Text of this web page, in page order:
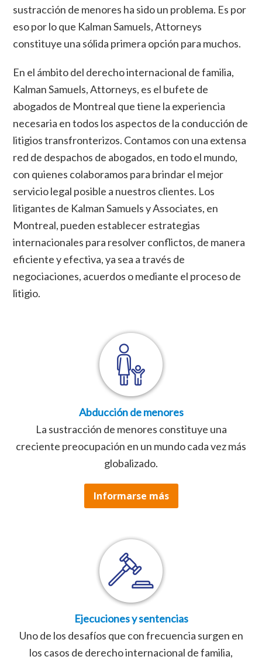
sustracción de menores ha sido un problema. Es por
eso por lo que Kalman Samuels, Attorneys
constituye una sólida primera opción para muchos.
En el ámbito del derecho internacional de familia,
Kalman Samuels, Attorneys, es el bufete de
abogados de Montreal que tiene la experiencia
necesaria en todos los aspectos de la conducción de
litigios transfronterizos. Contamos con una extensa
red de despachos de abogados, en todo el mundo,
con quienes colaboramos para brindar el mejor
servicio legal posible a nuestros clientes. Los
litigantes de Kalman Samuels y Associates, en
Montreal, pueden establecer estrategias
internacionales para resolver conflictos, de manera
eficiente y efectiva, ya sea a través de
negociaciones, acuerdos o mediante el proceso de
litigio.
Abducción de menores
La sustracción de menores constituye una
creciente preocupación en un mundo cada vez más
globalizado.
Informarse más
Ejecuciones y sentencias
Uno de los desafíos que con frecuencia surgen en
los casos de derecho internacional de familia,